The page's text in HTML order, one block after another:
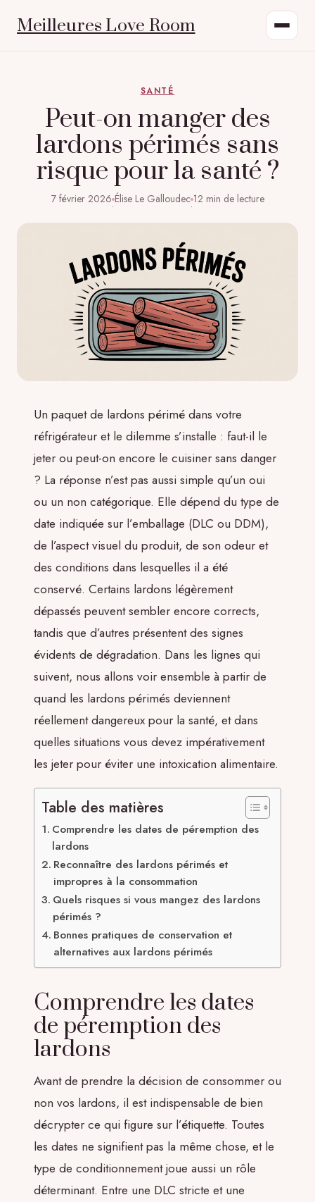
Meilleures Love Room
SANTÉ
Peut-on manger des
lardons périmés sans
risque pour la santé ?
7 février 2026·Élise Le Galloudec·12 min de lecture
Un paquet de lardons périmé dans votre
réfrigérateur et le dilemme s’installe : faut-il le
jeter ou peut-on encore le cuisiner sans danger
? La réponse n’est pas aussi simple qu’un oui
ou un non catégorique. Elle dépend du type de
date indiquée sur l’emballage (DLC ou DDM),
de l’aspect visuel du produit, de son odeur et
des conditions dans lesquelles il a été
conservé. Certains lardons légèrement
dépassés peuvent sembler encore corrects,
tandis que d’autres présentent des signes
évidents de dégradation. Dans les lignes qui
suivent, nous allons voir ensemble à partir de
quand les lardons périmés deviennent
réellement dangereux pour la santé, et dans
quelles situations vous devez impérativement
les jeter pour éviter une intoxication alimentaire.
Table des matières
Comprendre les dates de péremption des
lardons
Reconnaître des lardons périmés et
impropres à la consommation
Quels risques si vous mangez des lardons
périmés ?
Bonnes pratiques de conservation et
alternatives aux lardons périmés
Comprendre les dates
de péremption des
lardons
Avant de prendre la décision de consommer ou
non vos lardons, il est indispensable de bien
décrypter ce qui figure sur l’étiquette. Toutes
les dates ne signifient pas la même chose, et le
type de conditionnement joue aussi un rôle
déterminant. Entre une DLC stricte et une